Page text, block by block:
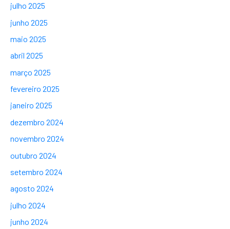
julho 2025
junho 2025
maio 2025
abril 2025
março 2025
fevereiro 2025
janeiro 2025
dezembro 2024
novembro 2024
outubro 2024
setembro 2024
agosto 2024
julho 2024
junho 2024